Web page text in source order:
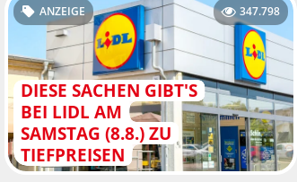
DIESE SACHEN GIBT'S
BEI LIDL AM
SAMSTAG (8.8.) ZU
TIEFPREISEN
ANZEIGE 347.798